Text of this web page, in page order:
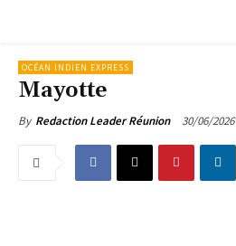
OCÉAN INDIEN EXPRESS
Mayotte
By Redaction Leader Réunion 30/06/2026